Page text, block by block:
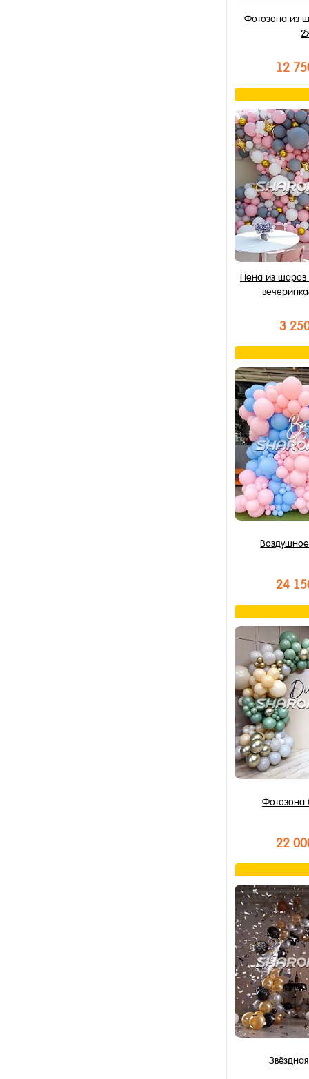
Фотозона из
12
В
Купить в 1
В избранное
В наличии
Пена из шаров
3
В
Купить в 1
В избранное
В наличии
24
В
Купить в 1
В избранное
В наличии
Фотозона
22
В
Купить в 1
В избранное
В наличии